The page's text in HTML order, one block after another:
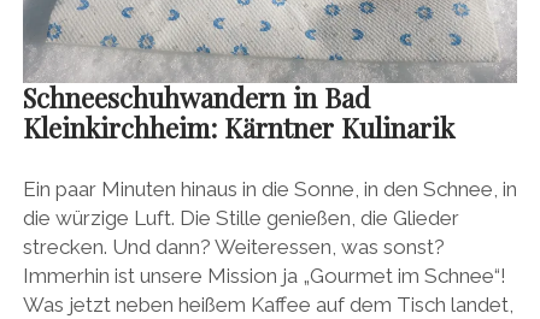
Schneeschuhwandern in Bad
Kleinkirchheim: Kärntner Kulinarik
Ein paar Minuten hinaus in die Sonne, in den Schnee, in
die würzige Luft. Die Stille genießen, die Glieder
strecken. Und dann? Weiteressen, was sonst?
Immerhin ist unsere Mission ja „Gourmet im Schnee“!
Was jetzt neben heißem Kaffee auf dem Tisch landet,